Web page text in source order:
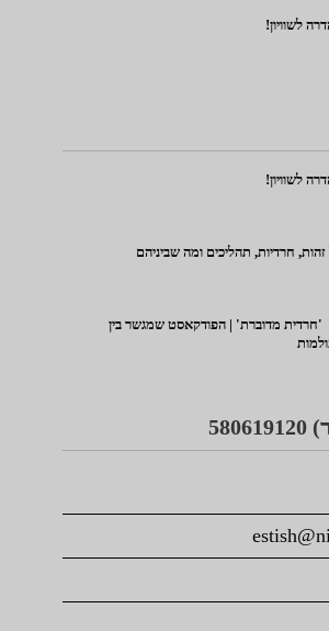
לשוויון!
לשוויון!
חרדיות, תהליכים ומה שביניהם
'חרדית מדוברת' | הפודקאסט שמגשר בין